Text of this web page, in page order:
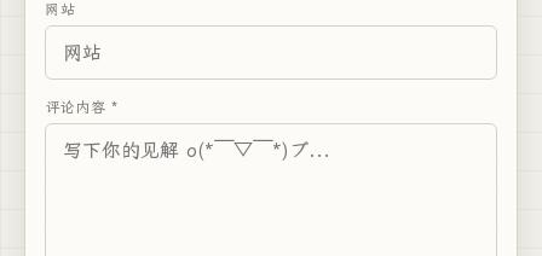
网站
评论内容 *